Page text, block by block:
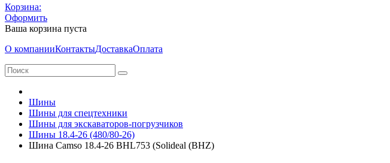
Корзина:
Оформить
Ваша корзина пуста
О компанииКонтактыДоставкаОплата
Шины
Шины для спецтехники
Шины для экскаваторов-погрузчиков
Шины 18.4-26 (480/80-26)
Шина Camso 18.4-26 BHL753 (Solideal (BHZ)